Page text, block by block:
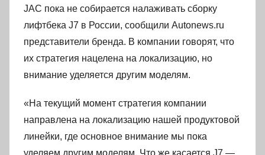
JAC пока не собирается налаживать сборку
лифтбека J7 в России, сообщили Autonews.ru
представители бренда. В компании говорят, что
их стратегия нацелена на локализацию, но
внимание уделяется другим моделям.
«На текущий момент стратегия компании
направлена на локализацию нашей продуктовой
линейки, где основное внимание мы пока
уделяем другим моделям. Что же касается J7 —